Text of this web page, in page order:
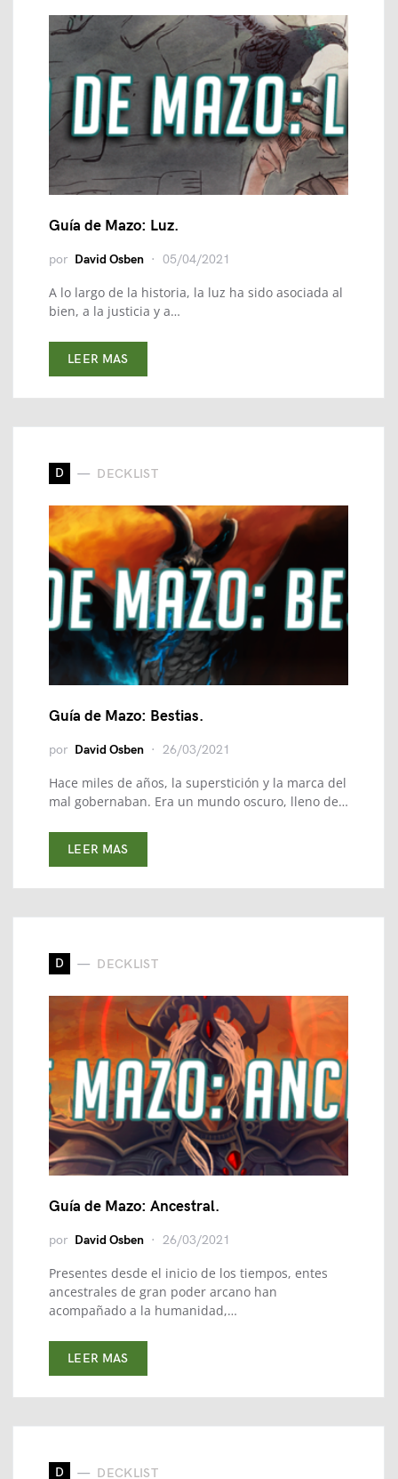
Guía de Mazo: Luz.
por David Osben 05/04/2021
A lo largo de la historia, la luz ha sido asociada al
bien, a la justicia y a…
LEER MAS
D DECKLIST
Guía de Mazo: Bestias.
por David Osben 26/03/2021
Hace miles de años, la superstición y la marca del
mal gobernaban. Era un mundo oscuro, lleno de…
LEER MAS
D DECKLIST
Guía de Mazo: Ancestral.
por David Osben 26/03/2021
Presentes desde el inicio de los tiempos, entes
ancestrales de gran poder arcano han
acompañado a la humanidad,…
LEER MAS
D DECKLIST